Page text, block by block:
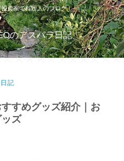
資家で料理人のブログ
のアスパラ日記
記
すめグッズ紹介｜お
ズ